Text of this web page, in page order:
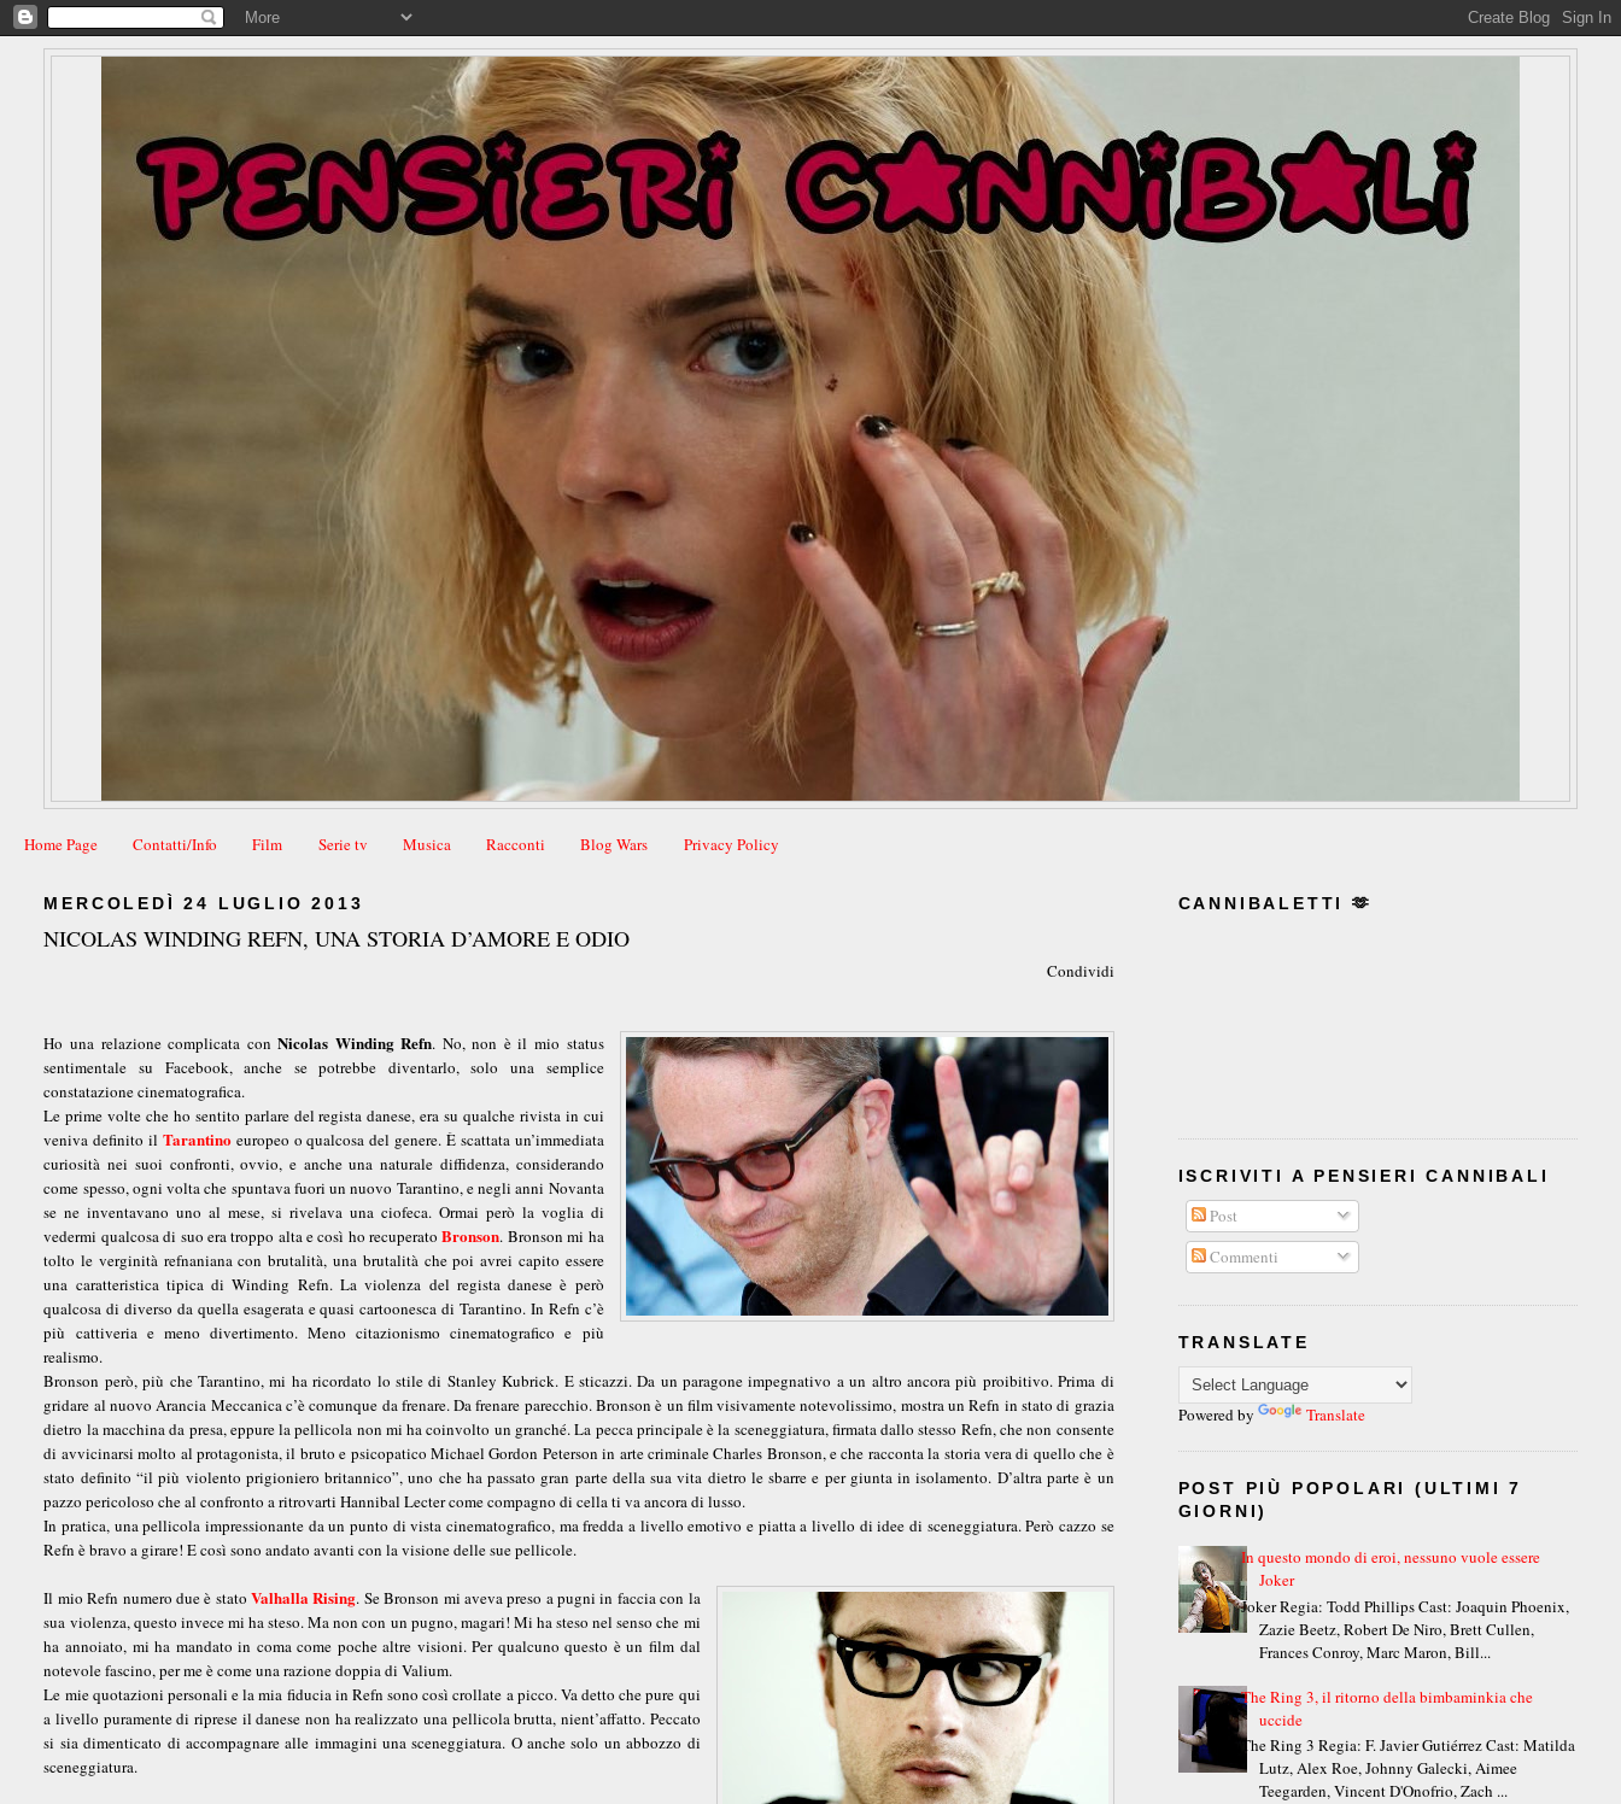
Home Page Contatti/Info Film Serie tv Musica Racconti Blog Wars Privacy Policy
MERCOLEDÌ 24 LUGLIO 2013
NICOLAS WINDING REFN, UNA STORIA D’AMORE E ODIO
Condividi
Ho una relazione complicata conNicolas Winding Refn. No, non è il mio status
sentimentale su Facebook, anche se potrebbe diventarlo, solo una semplice
constatazione cinematografica.
Le prime volte che ho sentito parlare del regista danese, era su qualche rivista in cui
veniva definito il Tarantino europeo o qualcosa del genere. È scattata un’immediata
curiosità nei suoi confronti, ovvio, e anche una naturale diffidenza, considerando
come spesso, ogni volta che spuntava fuori un nuovo Tarantino, e negli anni Novanta
se ne inventavano uno al mese, si rivelava una ciofeca. Ormai però la voglia di
vedermi qualcosa di suo era troppo alta e così ho recuperatoBronson. Bronson mi ha
tolto le verginità refnaniana con brutalità, una brutalità che poi avrei capito essere
una caratteristica tipica di Winding Refn. La violenza del regista danese è però
qualcosa di diverso da quella esagerata e quasi cartoonesca di Tarantino. In Refn c’è
più cattiveria e meno divertimento. Meno citazionismo cinematografico e più
realismo.
Bronson però, più che Tarantino, mi ha ricordato lo stile di Stanley Kubrick. E sticazzi. Da un paragone impegnativo a un altro ancora più proibitivo. Prima di
gridare al nuovo Arancia Meccanica c’è comunque da frenare. Da frenare parecchio. Bronson è un film visivamente notevolissimo, mostra un Refn in stato di grazia
dietro la macchina da presa, eppure la pellicola non mi ha coinvolto un granché. La pecca principale è la sceneggiatura, firmata dallo stesso Refn, che non consente
di avvicinarsi molto al protagonista, il bruto e psicopatico Michael Gordon Peterson in arte criminale Charles Bronson, e che racconta la storia vera di quello che è
stato definito “il più violento prigioniero britannico”, uno che ha passato gran parte della sua vita dietro le sbarre e per giunta in isolamento. D’altra parte è un
pazzo pericoloso che al confronto a ritrovarti Hannibal Lecter come compagno di cella ti va ancora di lusso.
In pratica, una pellicola impressionante da un punto di vista cinematografico, ma fredda a livello emotivo e piatta a livello di idee di sceneggiatura. Però cazzo se
Refn è bravo a girare! E così sono andato avanti con la visione delle sue pellicole.
Il mio Refn numero due è statoValhalla Rising. Se Bronson mi aveva preso a pugni in faccia con la
sua violenza, questo invece mi ha steso. Ma non con un pugno, magari! Mi ha steso nel senso che mi
ha annoiato, mi ha mandato in coma come poche altre visioni. Per qualcuno questo è un film dal
notevole fascino, per me è come una razione doppia di Valium.
Le mie quotazioni personali e la mia fiducia in Refn sono così crollate a picco. Va detto che pure qui
a livello puramente di riprese il danese non ha realizzato una pellicola brutta, nient’affatto. Peccato
si sia dimenticato di accompagnare alle immagini una sceneggiatura. O anche solo un abbozzo di
sceneggiatura.
CANNIBALETTI 🫶
ISCRIVITI A PENSIERI CANNIBALI
Post
Commenti
TRANSLATE
Powered by Translate
POST PIÙ POPOLARI (ULTIMI 7
GIORNI)
In questo mondo di eroi, nessuno vuole essere
Joker
Joker Regia: Todd Phillips Cast: Joaquin Phoenix,
Zazie Beetz, Robert De Niro, Brett Cullen,
Frances Conroy, Marc Maron, Bill...
The Ring 3, il ritorno della bimbaminkia che
uccide
The Ring 3 Regia: F. Javier Gutiérrez Cast: Matilda
Lutz, Alex Roe, Johnny Galecki, Aimee
Teegarden, Vincent D'Onofrio, Zach ...